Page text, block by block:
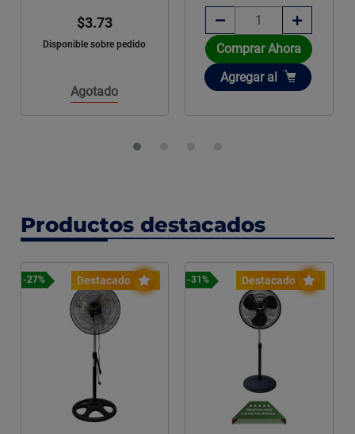
$3.73
Disponible sobre pedido
Agotado
Comprar Ahora
Añadir
Agregar al
Productos destacados
Destacado
-27% Destacado
-31%